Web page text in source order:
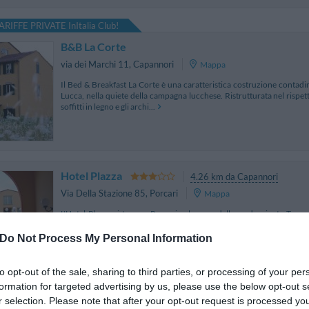
Do Not Process My Personal Information
opt-out of the sale, sharing to third parties, or processing of your
for targeted advertising by us, please use the below opt-out
selection. Please note that after your opt-out request is processed
PRIVATE InItalia Club!
B&B La Corte
via dei Marchi 11, Capannori
Mappa
Il Bed & Breakfast La Corte è una caratteristica costruzione
Lucca, nella quiete della campagna lucchese. Ristrutturata nel
soffitti in legno e gli archi...
Hotel Plazza
4.26 km da Capannori
Via Della Stazione 85, Porcari
Mappa
L'Hotel Plazza si trova a Porcari nel cuore della verdeggiante
d'arte di Pisa e Firenze. A soli 8 km dal centro cittadino, l'hotel è la
relax lontani dal caos e a...
Hotel Stipino
4.18 km